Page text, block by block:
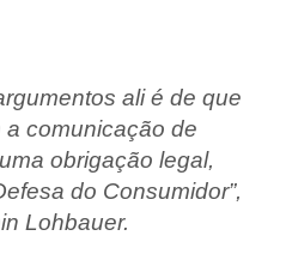
ali é de que
comunicação de
obrigação legal,
do Consumidor”,
Lohbauer.